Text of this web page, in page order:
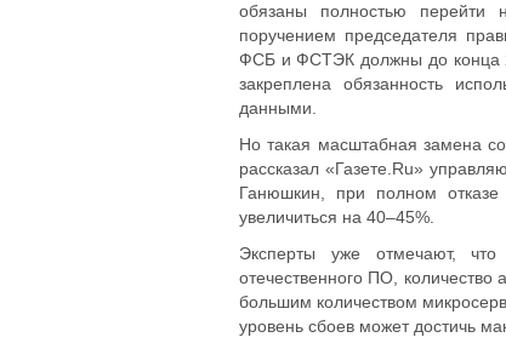
обязаны полностью перейти
поручением председателя
ФСБ и ФСТЭК должны до конца
закреплена обязанность
данными.
Но такая масштабная замена
рассказал «Газете.Ru»
Ганюшкин, при полном отказе
увеличиться на 40–45%.
Эксперты уже отмечают,
отечественного ПО,
большим количеством
уровень сбоев может достичь